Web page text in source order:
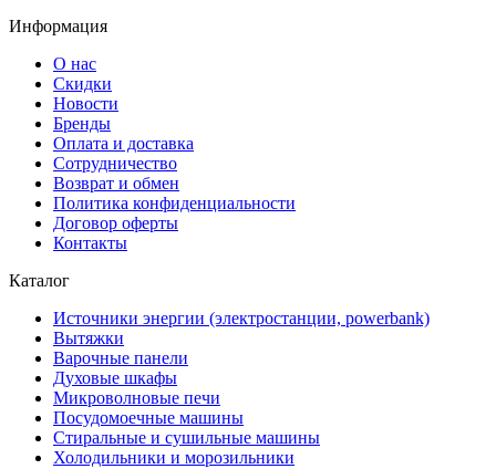
Информация
О нас
Скидки
Новости
Бренды
Оплата и доставка
Сотрудничество
Возврат и обмен
Политика конфиденциальности
Договор оферты
Контакты
Каталог
Источники энергии (электростанции, powerbank)
Вытяжки
Варочные панели
Духовые шкафы
Микроволновые печи
Посудомоечные машины
Стиральные и сушильные машины
Холодильники и морозильники